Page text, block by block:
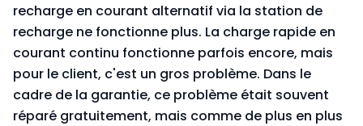
recharge en courant alternatif via la station de
recharge ne fonctionne plus. La charge rapide en
courant continu fonctionne parfois encore, mais
pour le client, c'est un gros problème. Dans le
cadre de la garantie, ce problème était souvent
réparé gratuitement, mais comme de plus en plus